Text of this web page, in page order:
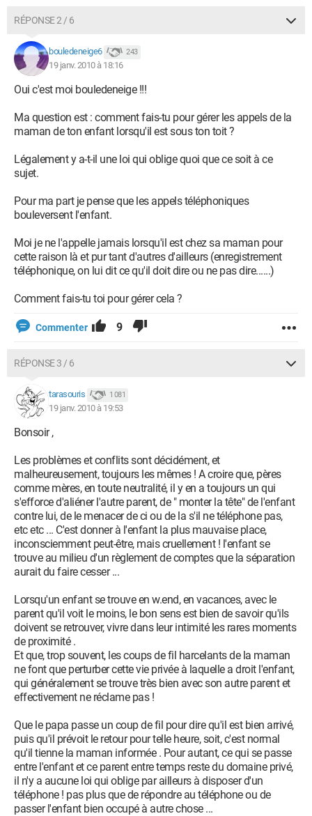
RÉPONSE 2 / 6
bouledeneige6 243
19 janv. 2010 à 18:16
Oui c'est moi bouledeneige !!!
Ma question est : comment fais-tu pour gérer les appels de la
maman de ton enfant lorsqu'il est sous ton toit ?
Légalement y a-t-il une loi qui oblige quoi que ce soit à ce
sujet.
Pour ma part je pense que les appels téléphoniques
bouleversent l'enfant.
Moi je ne l'appelle jamais lorsqu'il est chez sa maman pour
cette raison là et pur tant d'autres d'ailleurs (enregistrement
téléphonique, on lui dit ce qu'il doit dire ou ne pas dire......)
Comment fais-tu toi pour gérer cela ?
Commenter 9
RÉPONSE 3 / 6
tarasouris 1 081
19 janv. 2010 à 19:53
Bonsoir ,
Les problèmes et conflits sont décidément, et
malheureusement, toujours les mêmes ! A croire que, pères
comme mères, en toute neutralité, il y en a toujours un qui
s'efforce d'aliéner l'autre parent, de " monter la tête" de l'enfant
contre lui, de le menacer de ci ou de la s'il ne téléphone pas,
etc etc ... C'est donner à l'enfant la plus mauvaise place,
inconsciemment peut-être, mais cruellement ! l'enfant se
trouve au milieu d'un règlement de comptes que la séparation
aurait du faire cesser ...
Lorsqu'un enfant se trouve en w.end, en vacances, avec le
parent qu'il voit le moins, le bon sens est bien de savoir qu'ils
doivent se retrouver, vivre dans leur intimité les rares moments
de proximité .
Et que, trop souvent, les coups de fil harcelants de la maman
ne font que perturber cette vie privée à laquelle a droit l'enfant,
qui généralement se trouve très bien avec son autre parent et
effectivement ne réclame pas !
Que le papa passe un coup de fil pour dire qu'il est bien arrivé,
puis qu'il prévoit le retour pour telle heure, soit, c'est normal
qu'il tienne la maman informée . Pour autant, ce qui se passe
entre l'enfant et ce parent entre temps reste du domaine privé,
il n'y a aucune loi qui oblige par ailleurs à disposer d'un
téléphone ! pas plus que de répondre au téléphone ou de
passer l'enfant bien occupé à autre chose ...